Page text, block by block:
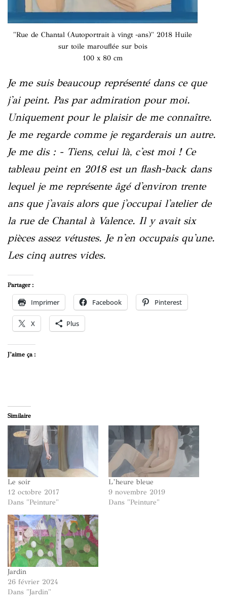
"Rue de Chantal (Autoportrait à vingt -ans)" 2018 Huile
sur toile marouflée sur bois
100 x 80 cm
Je me suis beaucoup représenté dans ce que
j'ai peint. Pas par admiration pour moi.
Uniquement pour le plaisir de me connaître.
Je me regarde comme je regarderais un autre.
Je me dis : - Tiens, celui là, c'est moi ! Ce
tableau peint en 2018 est un flash-back dans
lequel je me représente âgé d'environ trente
ans que j'avais alors que j'occupai l'atelier de
la rue de Chantal à Valence. Il y avait six
pièces assez vétustes. Je n'en occupais qu'une.
Les cinq autres vides.
Partager :
Imprimer Facebook Pinterest
X Plus
J’aime ça :
Similaire
Le soir
12 octobre 2017
Dans "Peinture"
L’heure bleue
9 novembre 2019
Dans "Peinture"
Jardin
26 février 2024
Dans "Jardin"